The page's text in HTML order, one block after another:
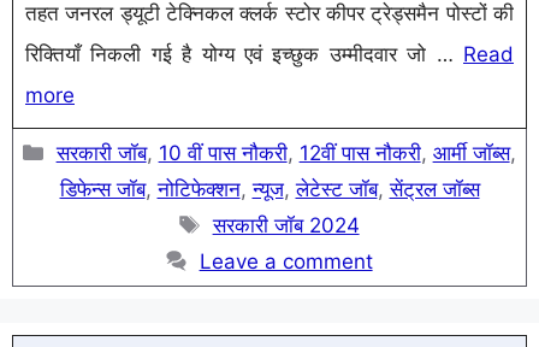
तहत जनरल ड्यूटी टेक्निकल क्लर्क स्टोर कीपर ट्रेड्समैन पोस्टों की
रिक्तियाँ निकली गई है योग्य एवं इच्छुक उम्मीदवार जो … Read
more
Categories
सरकारी जॉब, 10 वीं पास नौकरी, 12वीं पास नौकरी, आर्मी जॉब्स,
डिफेन्स जॉब,नोटिफेक्शन,न्यूज,लेटेस्ट जॉब,सेंट्रल जॉब्स
Tags
सरकारी जॉब 2024
Leave a comment